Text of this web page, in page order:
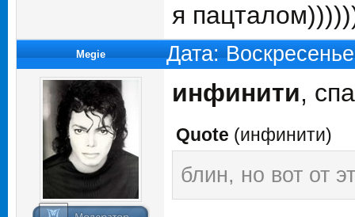
я
Megie Дата:
инфинити,
Quote (инфинити)
блин, но вот от